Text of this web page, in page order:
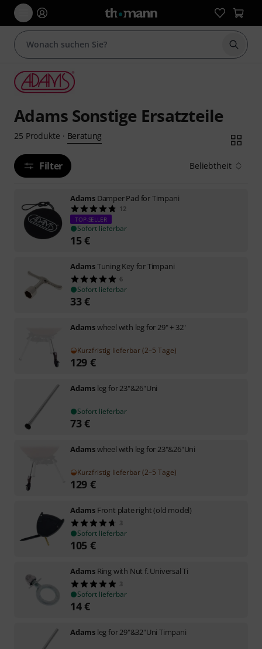
Suche
Adams Sonstige Ersatzteile
25 Produkte · Beratung
Filter Beliebtheit
Adams Damper Pad for Timpani
12
TOP-SELLER
Sofort lieferbar
15€
AdamsTuning Key for Timpani
6
Sofort lieferbar
33€
Adamswheel with leg for 29" + 32"
Kurzfristig lieferbar (2–5 Tage)
129 €
Adams leg for 23"&26"Uni
Sofort lieferbar
73€
Adamswheel with leg for 23"&26"Uni
Kurzfristig lieferbar (2–5 Tage)
129 €
Adams Front plate right (old model)
3
Sofort lieferbar
105 €
Adams Ring with Nut f. Universal Ti
3
Sofort lieferbar
14€
Adams leg for 29"&32"Uni Timpani